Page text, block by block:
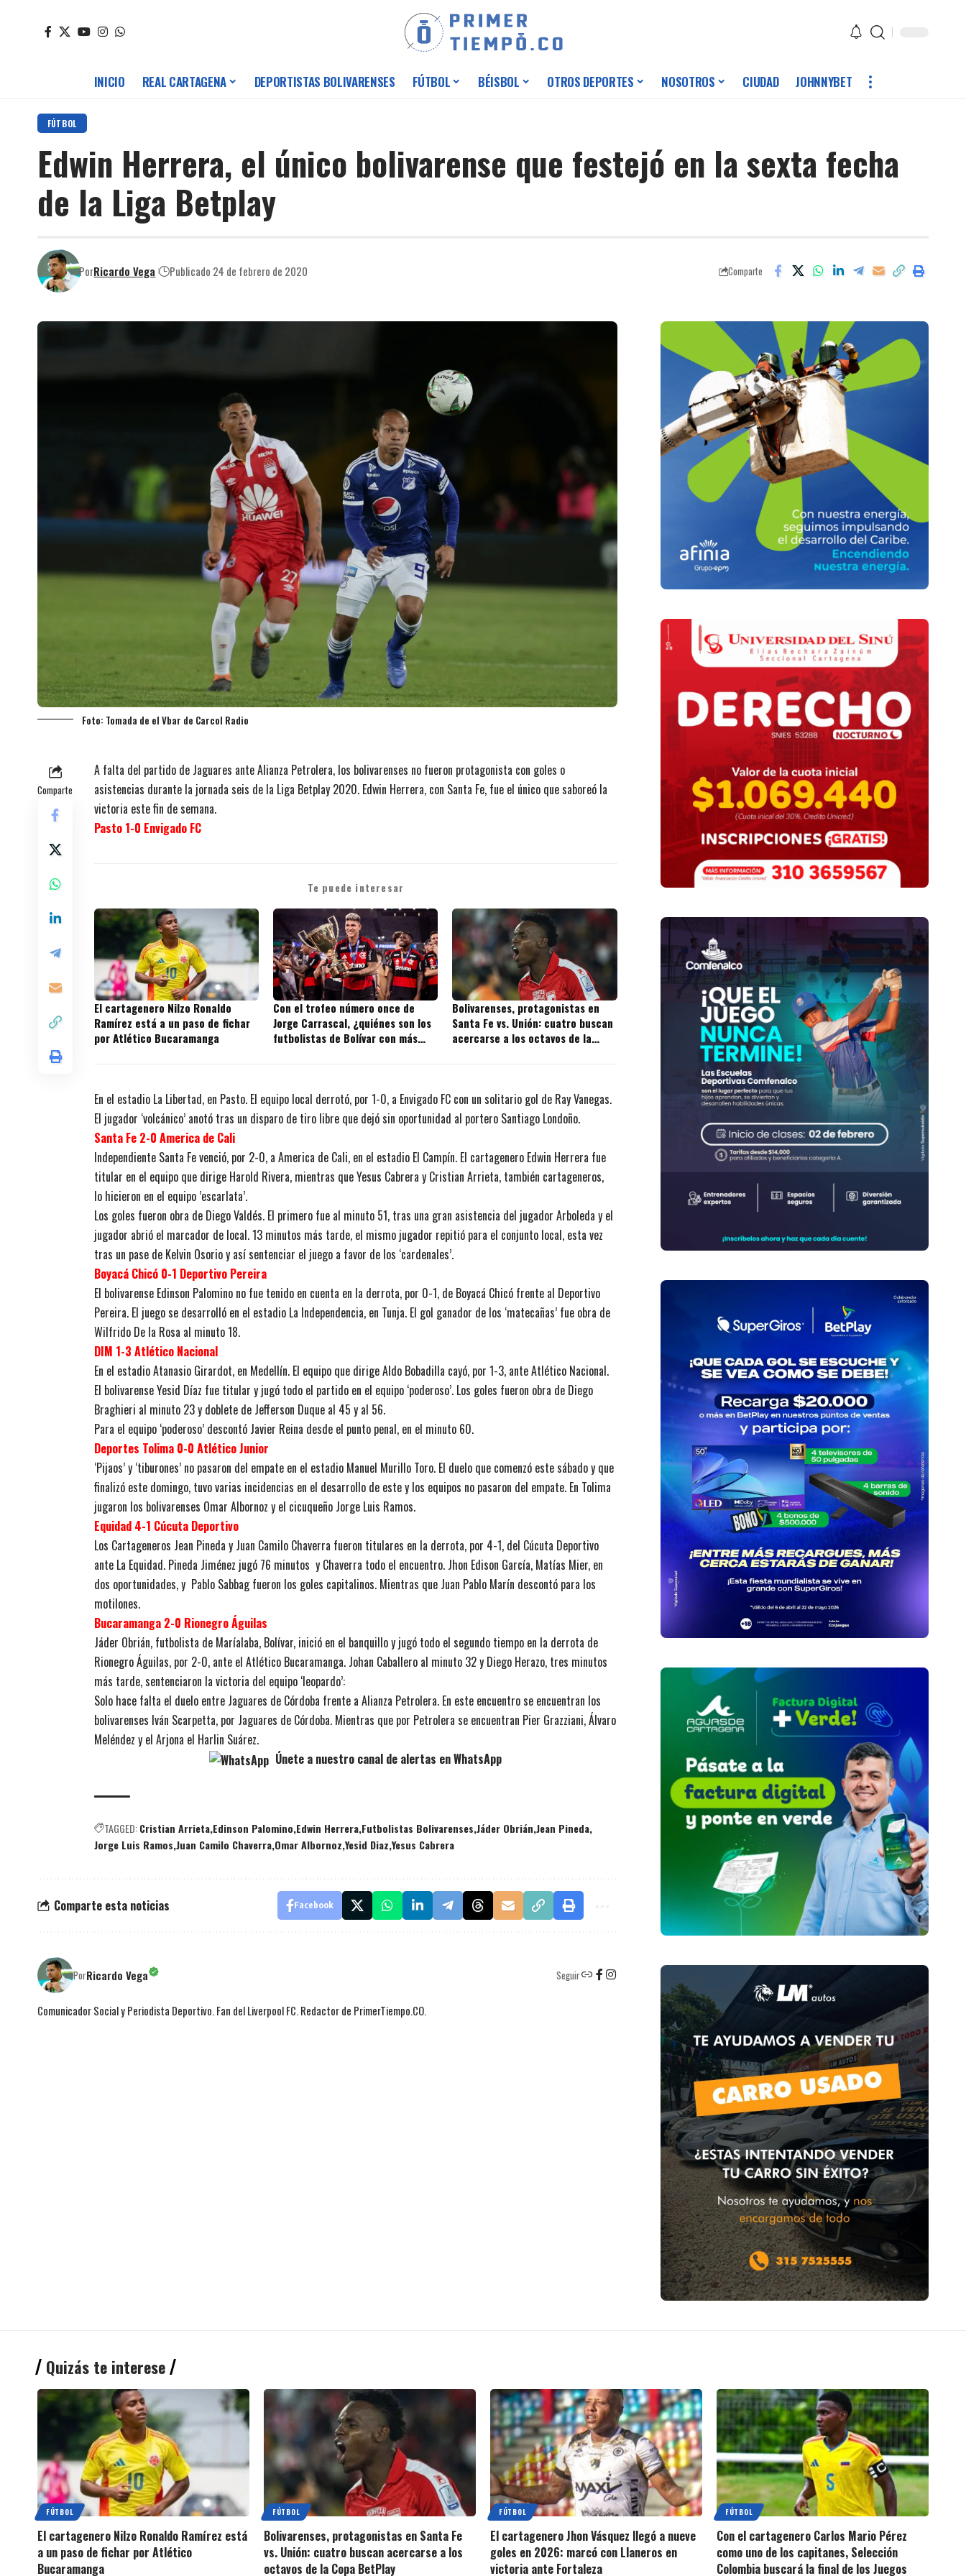
INICIO REAL CARTAGENA DEPORTISTAS BOLIVARENSES FÚTBOL BÉISBOL OTROS DEPORTES NOSOTROS CIUDAD JOHNNYBET
FÚTBOL
Edwin Herrera, el único bolivarense que festejó en la sexta fecha
de la Liga Betplay
PorRicardo Vega Publicado 24 de febrero de 2020 Comparte
Foto: Tomada de el Vbar de Carcol Radio
Comparte
A falta del partido de Jaguares ante Alianza Petrolera, los bolivarenses no fueron protagonista con goles o
asistencias durante la jornada seis de la Liga Betplay 2020. Edwin Herrera, con Santa Fe, fue el único que saboreó la
victoria este fin de semana.
Pasto 1-0 Envigado FC
Te puede interesar
El cartagenero Nilzo Ronaldo
Ramírez está a un paso de fichar
por Atlético Bucaramanga
Con el trofeo número once de
Jorge Carrascal, ¿quiénes son los
futbolistas de Bolívar con más
Bolivarenses, protagonistas en
Santa Fe vs. Unión: cuatro buscan
acercarse a los octavos de la
En el estadio La Libertad, en Pasto. El equipo local derrotó, por 1-0, a Envigado FC con un solitario gol de Ray Vanegas.
El jugador ‘volcánico’ anotó tras un disparo de tiro libre que dejó sin oportunidad al portero Santiago Londoño.
Santa Fe 2-0 America de Cali
Independiente Santa Fe venció, por 2-0, a America de Cali, en el estadio El Campín. El cartagenero Edwin Herrera fue
titular en el equipo que dirige Harold Rivera, mientras que Yesus Cabrera y Cristian Arrieta, también cartageneros,
lo hicieron en el equipo ’escarlata’.
Los goles fueron obra de Diego Valdés. El primero fue al minuto 51, tras una gran asistencia del jugador Arboleda y el
jugador abrió el marcador de local. 13 minutos más tarde, el mismo jugador repitió para el conjunto local, esta vez
tras un pase de Kelvin Osorio y así sentenciar el juego a favor de los ‘cardenales’.
Boyacá Chicó 0-1 Deportivo Pereira
El bolivarense Edinson Palomino no fue tenido en cuenta en la derrota, por 0-1, de Boyacá Chicó frente al Deportivo
Pereira. El juego se desarrolló en el estadio La Independencia, en Tunja. El gol ganador de los ‘matecañas’ fue obra de
Wilfrido De la Rosa al minuto 18.
DIM 1-3 Atlético Nacional
En el estadio Atanasio Girardot, en Medellín. El equipo que dirige Aldo Bobadilla cayó, por 1-3, ante Atlético Nacional.
El bolivarense Yesid Díaz fue titular y jugó todo el partido en el equipo ‘poderoso’. Los goles fueron obra de Diego
Braghieri al minuto 23 y doblete de Jefferson Duque al 45 y al 56.
Para el equipo ‘poderoso’ descontó Javier Reina desde el punto penal, en el minuto 60.
Deportes Tolima 0-0 Atlético Junior
‘Pijaos’ y ‘tiburones’ no pasaron del empate en el estadio Manuel Murillo Toro. El duelo que comenzó este sábado y que
finalizó este domingo, tuvo varias incidencias en el desarrollo de este y los equipos no pasaron del empate. En Tolima
jugaron los bolivarenses Omar Albornoz y el cicuqueño Jorge Luis Ramos.
Equidad 4-1 Cúcuta Deportivo
Los Cartageneros Jean Pineda y Juan Camilo Chaverra fueron titulares en la derrota, por 4-1, del Cúcuta Deportivo
ante La Equidad. Pineda Jiménez jugó 76 minutos y Chaverra todo el encuentro. Jhon Edison García, Matías Mier, en
dos oportunidades, y Pablo Sabbag fueron los goles capitalinos. Mientras que Juan Pablo Marín descontó para los
motilones.
Bucaramanga 2-0 Rionegro Águilas
Jáder Obrián, futbolista de Maríalaba, Bolívar, inició en el banquillo y jugó todo el segundo tiempo en la derrota de
Rionegro Águilas, por 2-0, ante el Atlético Bucaramanga. Johan Caballero al minuto 32 y Diego Herazo, tres minutos
más tarde, sentenciaron la victoria del equipo ‘leopardo’:
Solo hace falta el duelo entre Jaguares de Córdoba frente a Alianza Petrolera. En este encuentro se encuentran los
bolivarenses Iván Scarpetta, por Jaguares de Córdoba. Mientras que por Petrolera se encuentran Pier Grazziani, Álvaro
Meléndez y el Arjona el Harlin Suárez.
Únete a nuestro canal de alertas en WhatsApp
TAGGED:Cristian Arrieta Edinson Palomino Edwin Herrera Futbolistas Bolivarenses Jáder Obrián Jean Pineda
Jorge Luis Ramos Juan Camilo Chaverra Omar Albornoz Yesid Diaz Yesus Cabrera
Comparte esta noticias Facebook
PorRicardo Vega Seguir
Comunicador Social y Periodista Deportivo. Fan del Liverpool FC. Redactor de PrimerTiempo.CO.
Quizás te interese
FÚTBOL
El cartagenero Nilzo Ronaldo Ramírez está
a un paso de fichar por Atlético
Bucaramanga
FÚTBOL
Bolivarenses, protagonistas en Santa Fe
vs. Unión: cuatro buscan acercarse a los
octavos de la Copa BetPlay
FÚTBOL
El cartagenero Jhon Vásquez llegó a nueve
goles en 2026: marcó con Llaneros en
victoria ante Fortaleza
FÚTBOL
Con el cartagenero Carlos Mario Pérez
como uno de los capitanes, Selección
Colombia buscará la final de los Juegos